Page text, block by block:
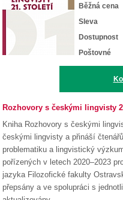
Běžná cena
Sleva
Dostupnost
Poštovné
Rozhovory s českými lingvisty
Kniha Rozhovory s českými
českými lingvisty a přináší
problematiku a lingvistický
pořízených v letech 2020–2023
jazyka Filozofické fakulty
přepsány a ve spolupráci s